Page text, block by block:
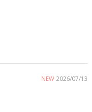
NEW 2026/07/13